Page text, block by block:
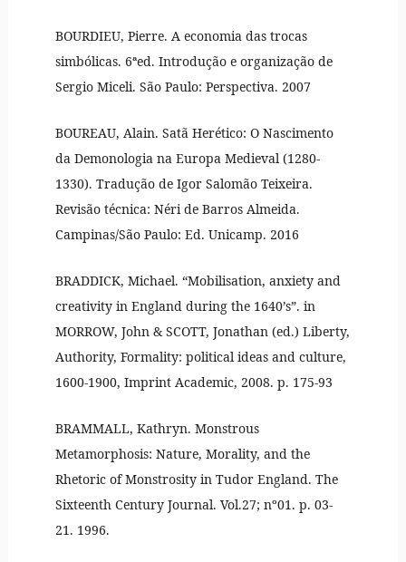
BOURDIEU, Pierre. A economia das trocas
simbólicas. 6ªed. Introdução e organização de
Sergio Miceli. São Paulo: Perspectiva. 2007
BOUREAU, Alain. Satã Herético: O Nascimento
da Demonologia na Europa Medieval (1280-
1330). Tradução de Igor Salomão Teixeira.
Revisão técnica: Néri de Barros Almeida.
Campinas/São Paulo: Ed. Unicamp. 2016
BRADDICK, Michael. “Mobilisation, anxiety and
creativity in England during the 1640’s”. in
MORROW, John & SCOTT, Jonathan (ed.) Liberty,
Authority, Formality: political ideas and culture,
1600-1900, Imprint Academic, 2008. p. 175-93
BRAMMALL, Kathryn. Monstrous
Metamorphosis: Nature, Morality, and the
Rhetoric of Monstrosity in Tudor England. The
Sixteenth Century Journal. Vol.27; nº01. p. 03-
21. 1996.